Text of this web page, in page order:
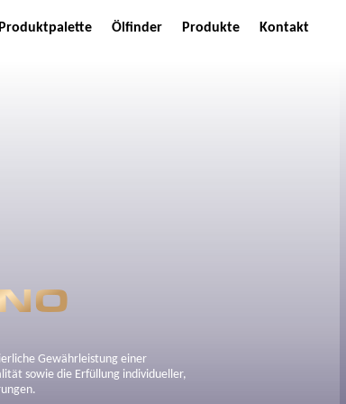
Produktpalette Ölfinder Produkte Kontakt
Gewährleistung einer
sowie die Erfüllung individueller,